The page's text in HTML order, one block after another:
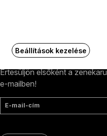
BFZ-hírlevél
Értesüljön elsőként a
e-mailben!
E-mail-cím
Beállítások kezelése